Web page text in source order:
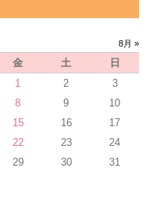
8月 »
金 土
日
1
2
3
8 9
10
15 16
17
22 23
24
29 30 31